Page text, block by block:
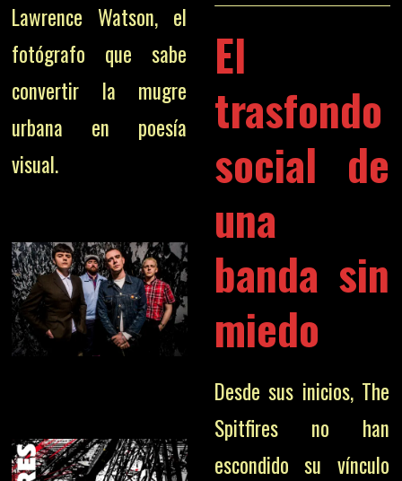
Lawrence Watson, el
fotógrafo que sabe
convertir la mugre
urbana en poesía
visual.
El
trasfondo
social de
una
banda sin
miedo
Desde sus inicios, The
Spitfires no han
escondido su vínculo